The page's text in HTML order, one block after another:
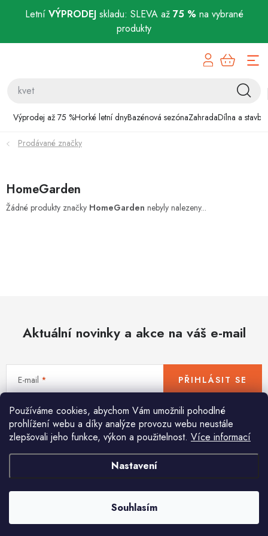
Letní VÝPRODEJskladu: SLEVA až 75 % na vybrané
produkty
Používáme cookies, abychom Vám umožnili pohodlné
prohlížení webu a díky analýze provozu webu neustále
zlepšovali jeho funkce, výkon a použitelnost. Více informací
Nastavení
Souhlasím
Výprodej až 75 %Horké letní dnyBazénová sezónaZahradaDílna a stavba
Bazénová sezóna
Zahrada
Domácnost
Novinky
World Cleanup Day
Akční ceny
Půjčovna Kontaktuje nás
Obchodní podmínky
Vrácení a reklamace
Podmínky ochrany osobních údajů
Obchodní podmínky pro podnikatele
Způsob doručení a platby
Zásady používání cookies
Prodávané značky
HomeGarden
Žádné produkty značky HomeGarden nebyly nalezeny...
Aktuální novinky a akce na váš e-mail
E-mail
Vložením e-mailu souhlasíte spodmínkami ochrany osobních údajů
PŘIHLÁSIT SE
Pomůžeme vám s výběrem
Potřebujete s něčím poradit? Jsme tu pro vás!
info@huka.cz